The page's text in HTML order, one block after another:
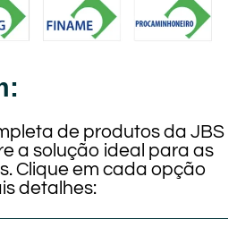
de produtos da JBS
a solução ideal para as
Clique em cada opção
detalhes: